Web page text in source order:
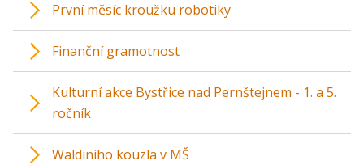
První měsíc kroužku robotiky
Finanční gramotnost
Kulturní akce Bystřice nad Pernštejnem - 1. a 5.
ročník
Waldiniho kouzla v MŠ